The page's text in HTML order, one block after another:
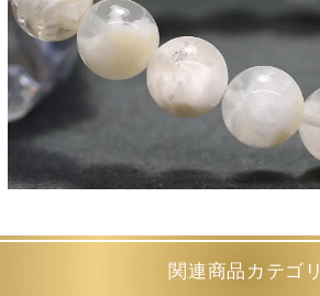
関連商品カテゴリ